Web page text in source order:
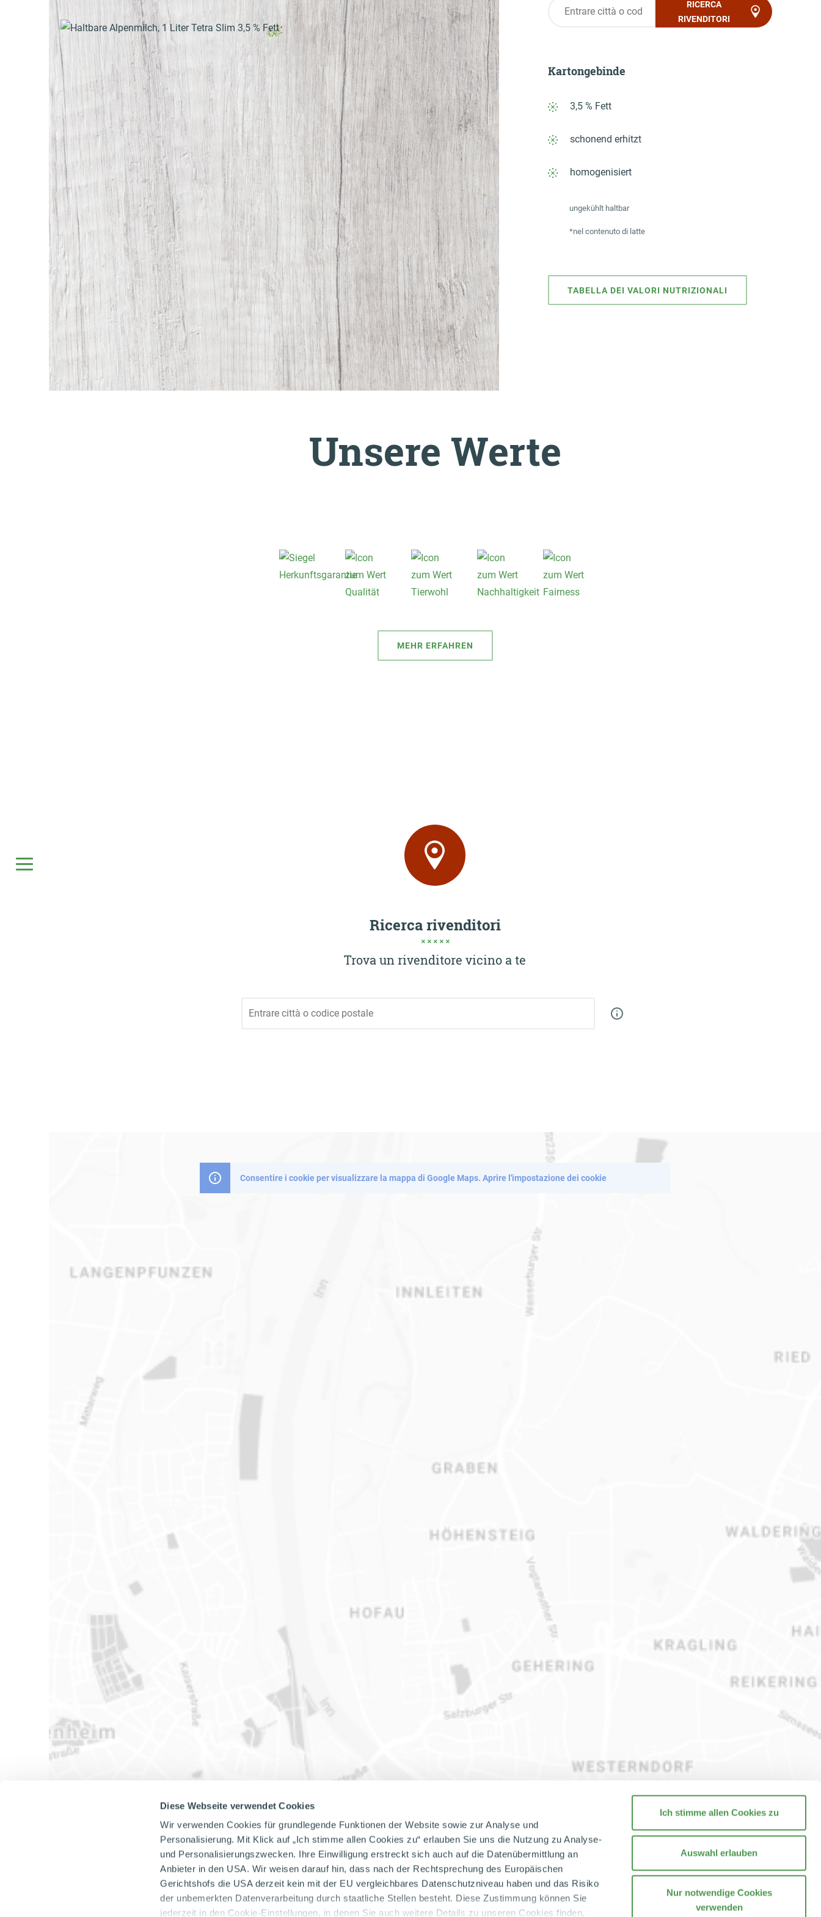
Diese Webseite verwendet Cookies
Wir verwenden Cookies für grundlegende Funktionen der Website sowie zur Analyse und
Personalisierung. Mit Klick auf „Ich stimme allen Cookies zu“ erlauben Sie uns die Nutzung zu Analyse-
und Personalisierungszwecken. Ihre Einwilligung erstreckt sich auch auf die Datenübermittlung an
Anbieter in den USA. Wir weisen darauf hin, dass nach der Rechtsprechung des Europäischen
Gerichtshofs die USA derzeit kein mit der EU vergleichbares Datenschutzniveau haben und das Risiko
der unbemerkten Datenverarbeitung durch staatliche Stellen besteht. Diese Zustimmung können Sie
jederzeit in den Cookie-Einstellungen, in denen Sie auch weitere Details zu unseren Cookies finden,
Ich stimme allen Cookies zu
Auswahl erlauben
Nur notwendige Cookies
verwenden
Gastronomo
Al negozio online di Frischdienst
RICERCA
RIVENDITORI
Kartongebinde
3,5 % Fett
schonend erhitzt
homogenisiert
ungekühlt haltbar
*nel contenuto di latte
TABELLA DEI VALORI NUTRIZIONALI
Unsere Werte
MEHR ERFAHREN
Ricerca rivenditori
Trova un rivenditore vicino a te
Consentire i cookie per visualizzare la mappa di Google Maps. Aprire l'impostazione dei cookie